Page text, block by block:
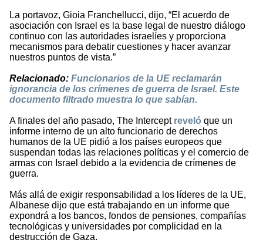
La portavoz, Gioia Franchellucci, dijo, “El acuerdo de
asociación con Israel es la base legal de nuestro diálogo
continuo con las autoridades israelíes y proporciona
mecanismos para debatir cuestiones y hacer avanzar
nuestros puntos de vista.”
Relacionado: Funcionarios de la UE reclamarán
ignorancia de los crímenes de guerra de Israel. Este
documento filtrado muestra lo que sabían.
A finales del año pasado, The Intercept reveló que un
informe interno de un alto funcionario de derechos
humanos de la UE pidió a los países europeos que
suspendan todas las relaciones políticas y el comercio de
armas con Israel debido a la evidencia de crímenes de
guerra.
Más allá de exigir responsabilidad a los líderes de la UE,
Albanese dijo que está trabajando en un informe que
expondrá a los bancos, fondos de pensiones, compañías
tecnológicas y universidades por complicidad en la
destrucción de Gaza.